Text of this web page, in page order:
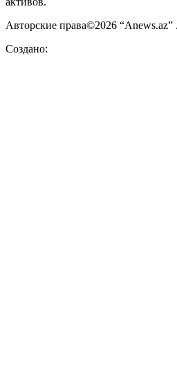
Авторские права©2026
Создано: